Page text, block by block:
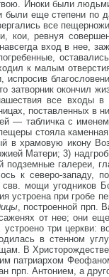
Иноки были
были еще степени по
все
кои, ревнуя
вход в нее,
к малым
испросив
затворник окончил
все
поставленных в
— табличка с
стояла
в храмовую икону
Матери; 3)
подземные галереи,
к северо-западу,
свв. мощи угодников
устроена при
, построенной прп.
от нее; они
три церкви:
в стенном
В
патриархом
прп. Антонием, а